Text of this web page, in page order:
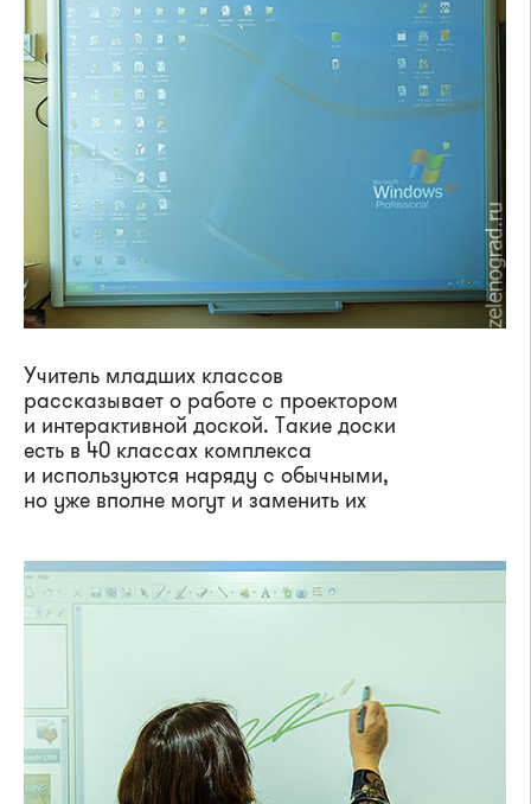
Учитель младших классов
рассказывает о работе с проектором
и интерактивной доской. Такие доски
есть в 40 классах комплекса
и используются наряду с обычными,
но уже вполне могут и заменить их